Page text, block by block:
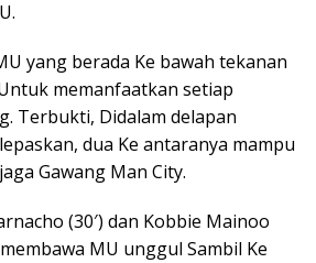
yang berada Ke bawah tekanan
memanfaatkan setiap
Terbukti, Didalam delapan
dua Ke antaranya mampu
Gawang Man City.
(30′) dan Kobbie Mainoo
MU unggul Sambil Ke